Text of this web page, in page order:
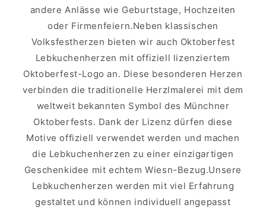
andere Anlässe wie Geburtstage, Hochzeiten
oder Firmenfeiern.Neben klassischen
Volksfestherzen bieten wir auch Oktoberfest
Lebkuchenherzen mit offiziell lizenziertem
Oktoberfest-Logo an. Diese besonderen Herzen
verbinden die traditionelle Herzlmalerei mit dem
weltweit bekannten Symbol des Münchner
Oktoberfests. Dank der Lizenz dürfen diese
Motive offiziell verwendet werden und machen
die Lebkuchenherzen zu einer einzigartigen
Geschenkidee mit echtem Wiesn-Bezug.Unsere
Lebkuchenherzen werden mit viel Erfahrung
gestaltet und können individuell angepasst